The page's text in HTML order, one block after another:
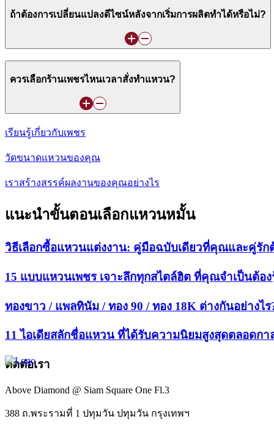
ถ้าต้องการเปลี่ยนแปลงดีไซน์หลังจากเริ่มการผลิตทำได้หรือไม่?
ควรเลือกร้านเพชรไหนเวลาสั่งทำแหวน?
เรียนรู้เกี่ยวกับเพชร
วัดขนาดแหวนของคุณ
เราสร้างสรรค์ผลงานของคุณอย่างไร
แนะนำขั้นตอนเลือกแหวนหมั้น
วิธีเลือกซื้อแหวนแต่งงาน: คู่มือฉบับเดียวที่คุณและคู่รัก
15 แบบแหวนเพชร เจาะลึกทุกสไตล์ฮิต ที่คุณจำเป็นต้อง
ทองขาว / แพลทินัม / ทอง 90 / ทอง 18K ต่างกันอย่างไร
11 ไอเดียสลักชื่อแหวน ที่ได้รับความนิยมสูงสุดตลอดกา
ติดต่อเรา
Above Diamond @ Siam Square One Fl.3
388 ถ.พระรามที่ 1 ปทุมวัน ปทุมวัน กรุงเทพฯ